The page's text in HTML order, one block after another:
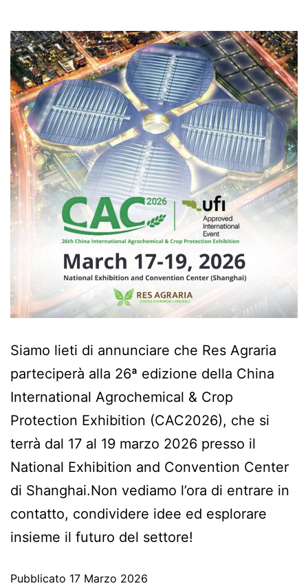
Siamo lieti di annunciare che Res Agraria
parteciperà alla 26ª edizione della China
International Agrochemical & Crop
Protection Exhibition (CAC2026), che si
terrà dal 17 al 19 marzo 2026 presso il
National Exhibition and Convention Center
di Shanghai.Non vediamo l’ora di entrare in
contatto, condividere idee ed esplorare
insieme il futuro del settore!
Pubblicato 17 Marzo 2026